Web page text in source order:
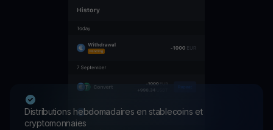
Distributions hebdomadaires en stablecoins et
cryptomonnaies